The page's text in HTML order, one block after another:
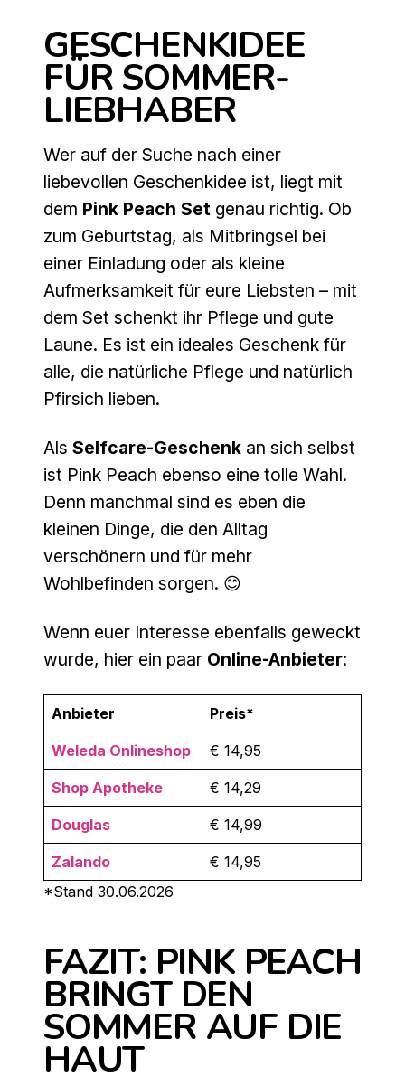
GESCHENKIDEE
FÜR SOMMER-
LIEBHABER
Wer auf der Suche nach einer
liebevollen Geschenkidee ist, liegt mit
dem Pink Peach Set genau richtig. Ob
zum Geburtstag, als Mitbringsel bei
einer Einladung oder als kleine
Aufmerksamkeit für eure Liebsten – mit
dem Set schenkt ihr Pflege und gute
Laune. Es ist ein ideales Geschenk für
alle, die natürliche Pflege und natürlich
Pfirsich lieben.
Als Selfcare-Geschenk an sich selbst
ist Pink Peach ebenso eine tolle Wahl.
Denn manchmal sind es eben die
kleinen Dinge, die den Alltag
verschönern und für mehr
Wohlbefinden sorgen. 😊
Wenn euer Interesse ebenfalls geweckt
wurde, hier ein paar Online-Anbieter:
Anbieter Preis*
Weleda Onlineshop € 14,95
Shop Apotheke € 14,29
Douglas € 14,99
Zalando
€ 14,95
*Stand 30.06.2026
FAZIT: PINK PEACH
BRINGT DEN
SOMMER AUF DIE
HAUT